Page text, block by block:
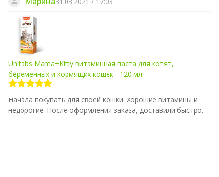
Unitabs Mama+Kitty витаминная паста для котят,
беременных и кормящих кошек - 120 мл
Начала покупать для своей кошки. Хорошие витамины и
недорогие. После оформления заказа, доставили быстро.